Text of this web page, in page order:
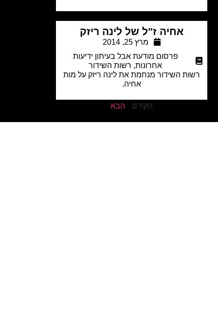
אחיה ז"ל של לינה ריזק
מרץ 25, 2014
פרסום מודעת אבל בעיתון ידיעות
אחרונות,רשות השידור
השידור מנחמת את לינה ריזק על מות
הבא